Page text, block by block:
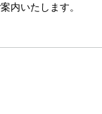
内いたします。